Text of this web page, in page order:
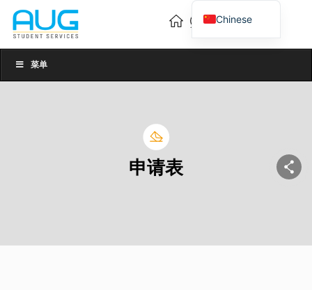
菜单
申请表
Chinese